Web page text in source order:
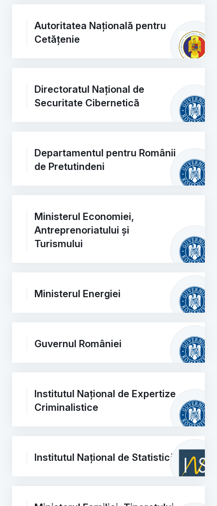
Autoritatea Națională pentru
Cetățenie
Directoratul Național de
Securitate Cibernetică
Departamentul pentru Românii
de Pretutindeni
Ministerul Economiei,
Antreprenoriatului și
Turismului
Ministerul Energiei
Guvernul României
Institutul Național de Expertize
Criminalistice
Institutul Național de Statistică